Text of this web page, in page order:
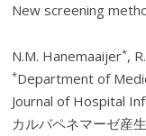
New screening
N.M. Hanemaaijer*,
*Department of
Journal of Hospital
カルバペネマーゼ産